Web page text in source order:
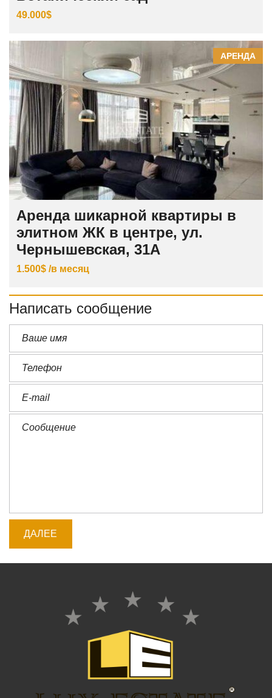
49.000$
АРЕНДА
Аренда шикарной квартиры в
элитном ЖК в центре, ул.
Чернышевская, 31А
1.500$ /в месяц
Написать сообщение